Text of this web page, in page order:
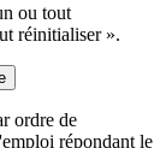
ou tout
réinitialiser ».
ordre de
répondant le